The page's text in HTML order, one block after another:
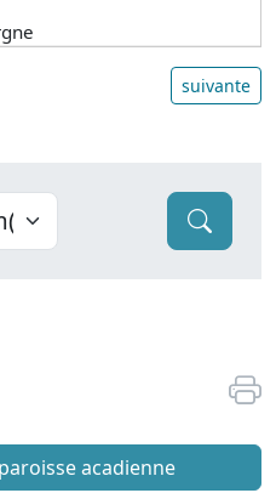
suivante
acadienne